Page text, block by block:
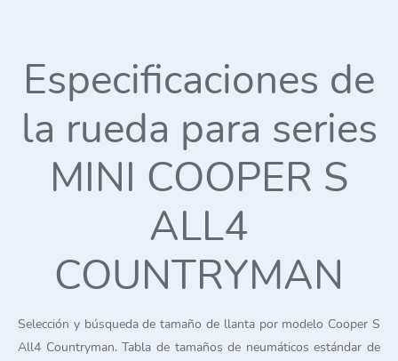
Especificaciones de
la rueda para series
MINI COOPER S
ALL4
COUNTRYMAN
Selección y búsqueda de tamaño de llanta por modelo Cooper S
All4 Countryman. Tabla de tamaños de neumáticos estándar de